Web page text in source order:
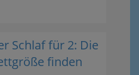
Schlaf für 2: Die
finden